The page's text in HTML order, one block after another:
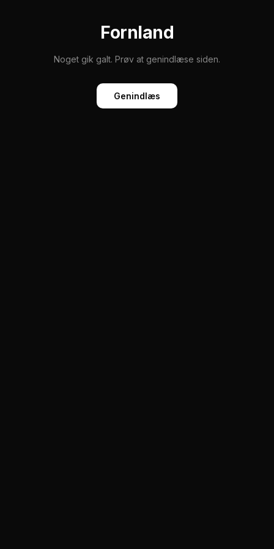
Fornland
Noget gik galt. Prøv at genindlæse siden.
Genindlæs